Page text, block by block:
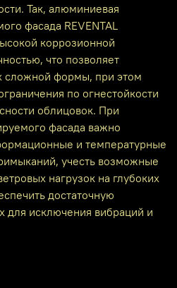
Так, алюминиевая
фасада REVENTAL
коррозионной
что позволяет
сложной формы, при этом
по огнестойкости
облицовок. При
фасада важно
и температурные
учесть возможные
нагрузок на глубоких
достаточную
для исключения вибраций и